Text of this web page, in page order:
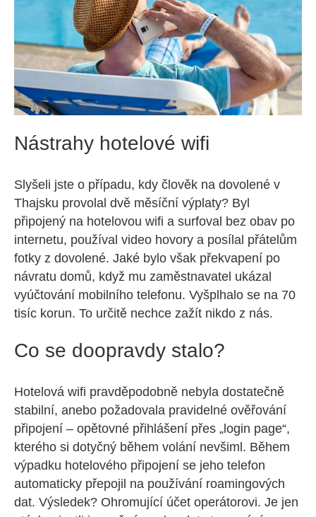
Nástrahy hotelové wifi
Slyšeli jste o případu, kdy člověk na dovolené v
Thajsku provolal dvě měsíční výplaty? Byl
připojený na hotelovou wifi a surfoval bez obav po
internetu, používal video hovory a posílal přátelům
fotky z dovolené. Jaké bylo však překvapení po
návratu domů, když mu zaměstnavatel ukázal
vyúčtování mobilního telefonu. Vyšplhalo se na 70
tisíc korun. To určitě nechce zažít nikdo z nás.
Co se doopravdy stalo?
Hotelová wifi pravděpodobně nebyla dostatečně
stabilní, anebo požadovala pravidelné ověřování
připojení – opětovné přihlášení přes „login page“,
kterého si dotyčný během volání nevšiml. Během
výpadku hotelového připojení se jeho telefon
automaticky přepojil na používání roamingových
dat. Výsledek? Ohromující účet operátorovi. Je jen